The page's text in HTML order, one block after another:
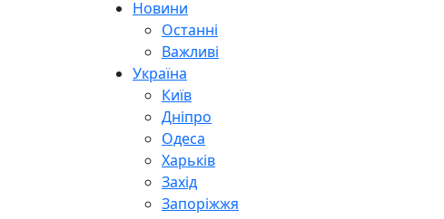
Новини
Останні
Важливі
Україна
Київ
Дніпро
Одеса
Харьків
Захід
Запоріжжя